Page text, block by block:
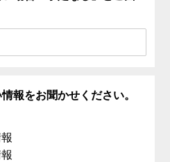
報をお聞かせください。